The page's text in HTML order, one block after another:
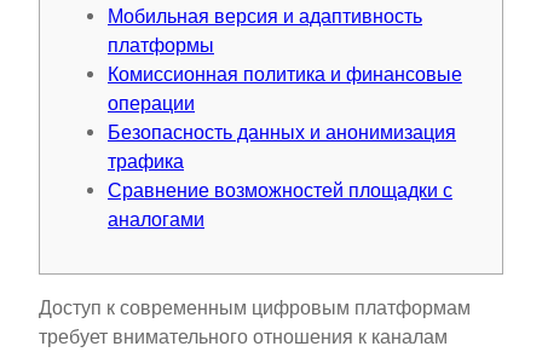
Мобильная версия и адаптивность
платформы
Комиссионная политика и финансовые
операции
Безопасность данных и анонимизация
трафика
Сравнение возможностей площадки с
аналогами
Доступ к современным цифровым платформам
требует внимательного отношения к каналам